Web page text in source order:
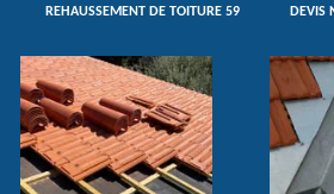
REHAUSSEMENT DE TOITURE 59 DEVIS